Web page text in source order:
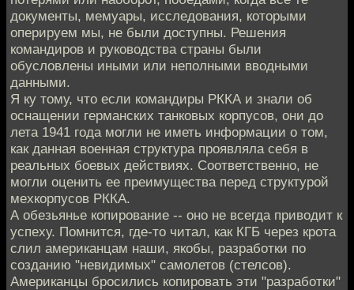
документы, мемуары, исследования, которыми
оперируем мы, не были доступны. Решения
командиров и руководства страны были
обусловлены иными или неполными вводными
данными.
Я ку тому, что если командиры РККА и знали об
оснащении германских танковых корпусов, они до
лета 1941 года могли не иметь информации о том,
как данная военная структура проявляла себя в
реальных боевых действиях. Соответственно, не
могли оценить ее преимущества перед структурой
мехкорпусов РККА.
А обезьянье копирование -- оно не всегда приводит к
успеху. Помнится, где-то читал, как КГБ через крота
слил американцам наши, якобы, разработки по
созданию "невидимых" самолетов (стелсов).
Американцы бросились копировать эти "разработки"